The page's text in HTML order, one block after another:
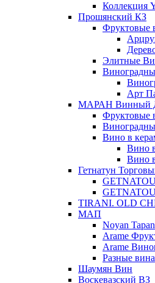
Коллекция
Прошянский КЗ
Фруктовые
Элитные
Арт
МАРАН Винный
Фруктовые
Вино в
Вино
Вино
Гетнатун
TIRANI. OLD
МАП
Noyan Tapan
Arame
Arame
Разные вина
Шаумян Вин
Воскевазский ВЗ